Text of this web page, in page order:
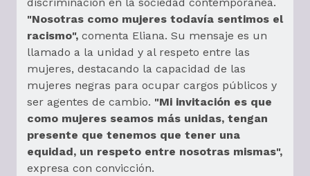
discriminación en la sociedad contemporánea.
"Nosotras como mujeres todavía sentimos el
racismo", comenta Eliana. Su mensaje es un
llamado a la unidad y al respeto entre las
mujeres, destacando la capacidad de las
mujeres negras para ocupar cargos públicos y
ser agentes de cambio. "Mi invitación es que
como mujeres seamos más unidas, tengan
presente que tenemos que tener una
equidad, un respeto entre nosotras mismas",
expresa con convicción.